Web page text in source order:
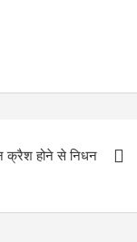
क्रैश होने से निधन